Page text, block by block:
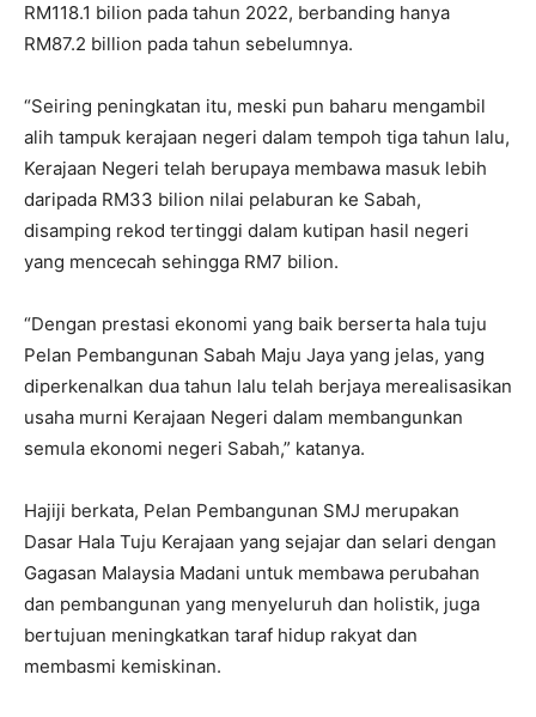
RM118.1 bilion pada tahun 2022, berbanding hanya
RM87.2 billion pada tahun sebelumnya.
“Seiring peningkatan itu, meski pun baharu mengambil
alih tampuk kerajaan negeri dalam tempoh tiga tahun lalu,
Kerajaan Negeri telah berupaya membawa masuk lebih
daripada RM33 bilion nilai pelaburan ke Sabah,
disamping rekod tertinggi dalam kutipan hasil negeri
yang mencecah sehingga RM7 bilion.
“Dengan prestasi ekonomi yang baik berserta hala tuju
Pelan Pembangunan Sabah Maju Jaya yang jelas, yang
diperkenalkan dua tahun lalu telah berjaya merealisasikan
usaha murni Kerajaan Negeri dalam membangunkan
semula ekonomi negeri Sabah,” katanya.
Hajiji berkata, Pelan Pembangunan SMJ merupakan
Dasar Hala Tuju Kerajaan yang sejajar dan selari dengan
Gagasan Malaysia Madani untuk membawa perubahan
dan pembangunan yang menyeluruh dan holistik, juga
bertujuan meningkatkan taraf hidup rakyat dan
membasmi kemiskinan.